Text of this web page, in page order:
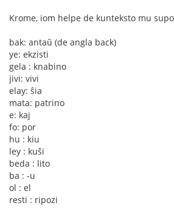
Krome, iom helpe de kunteksto mu
bak: antaŭ (de angla back)
ye: ekzisti
gela : knabino
jivi: vivi
elay: ŝia
mata: patrino
e: kaj
fo: por
hu : kiu
ley : kuŝi
beda : lito
ba : -u
ol : el
resti : ripozi